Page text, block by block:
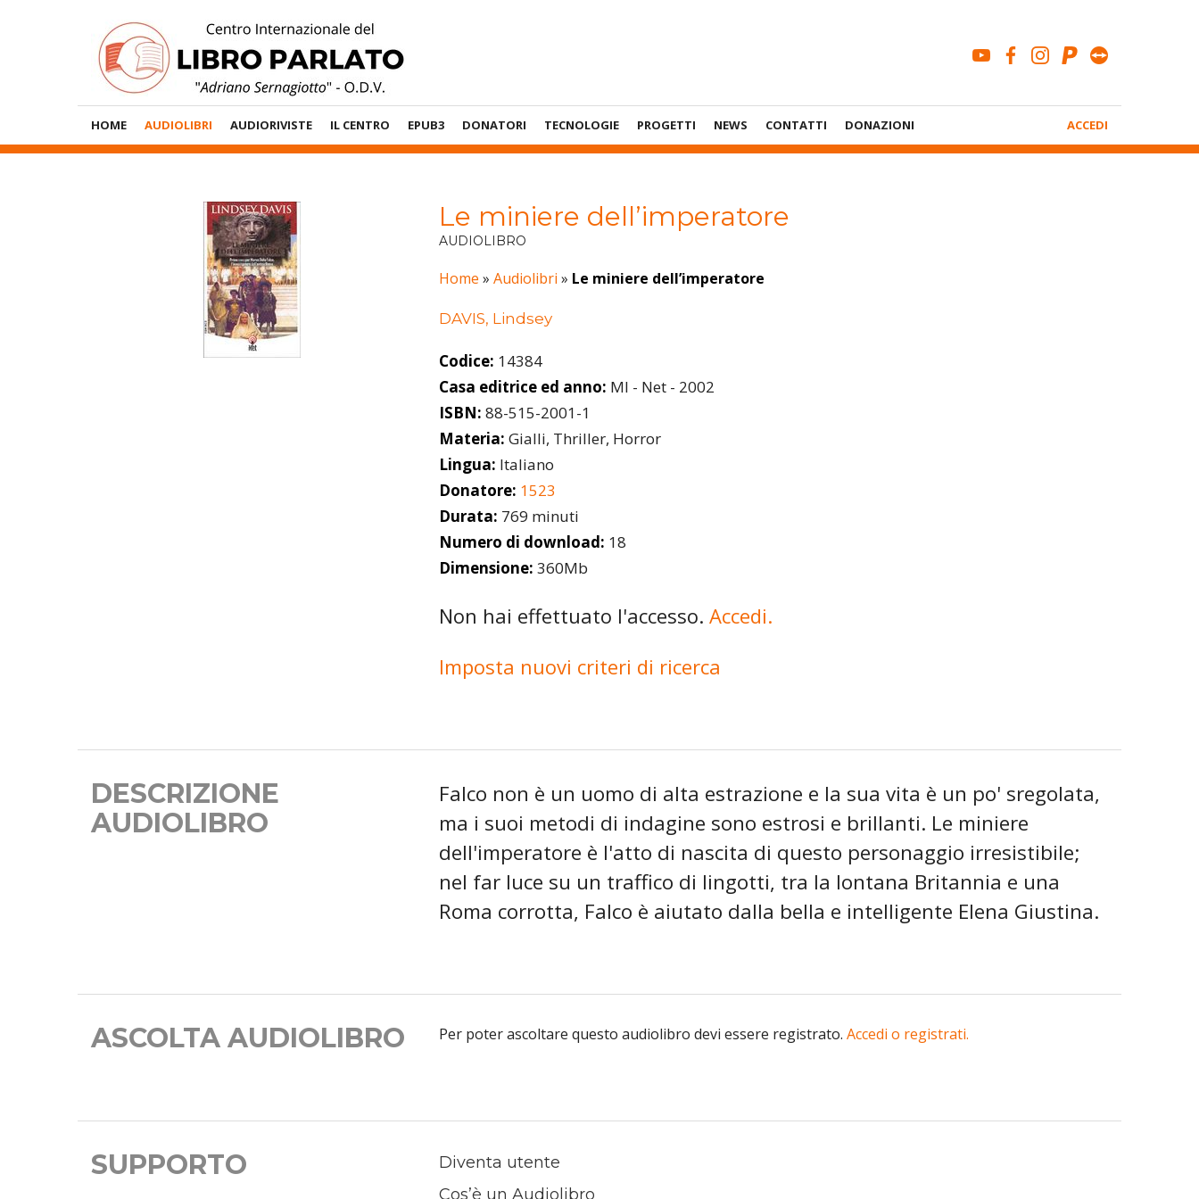
youtubefacebook
instagram
paypal
Menù
Principale
HOME AUDIOLIBRI AUDIORIVISTE IL CENTRO EPUB3 DONATORI TECNOLOGIE PROGETTI NEWS CONTATTI DONAZIONI
Account
ACCEDI
Le miniere dell’imperatore
AUDIOLIBRO
Home » Audiolibri » Le miniere dell’imperatore
DAVIS, Lindsey
Codice: 14384
Casa editrice ed anno: MI - Net - 2002
ISBN: 88-515-2001-1
Materia: Gialli, Thriller, Horror
Lingua: Italiano
Donatore: 1523
Durata: 769 minuti
Numero di download: 18
Dimensione: 360Mb
Non hai effettuato l'accesso. Accedi.
Imposta nuovi criteri di ricerca
DESCRIZIONE
AUDIOLIBRO
Falco non è un uomo di alta estrazione e la sua vita è un po' sregolata,
ma i suoi metodi di indagine sono estrosi e brillanti. Le miniere
dell'imperatore è l'atto di nascita di questo personaggio irresistibile;
nel far luce su un traffico di lingotti, tra la lontana Britannia e una
Roma corrotta, Falco è aiutato dalla bella e intelligente Elena Giustina.
ASCOLTA AUDIOLIBRO Per poter ascoltare questo audiolibro devi essere registrato. Accedi o registrati.
SUPPORTO
Diventa utente
Cos’è un Audiolibro